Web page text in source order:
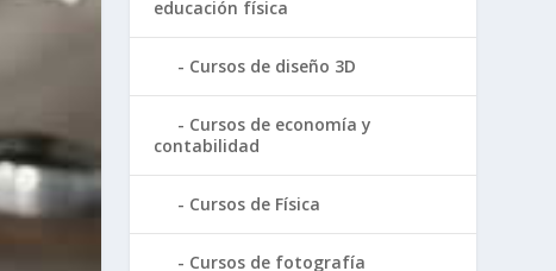
educación física
Cursos de diseño 3D
Cursos de economía y
contabilidad
Cursos de Física
Cursos de fotografía